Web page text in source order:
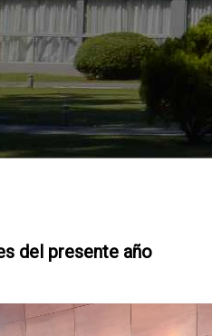
del presente año